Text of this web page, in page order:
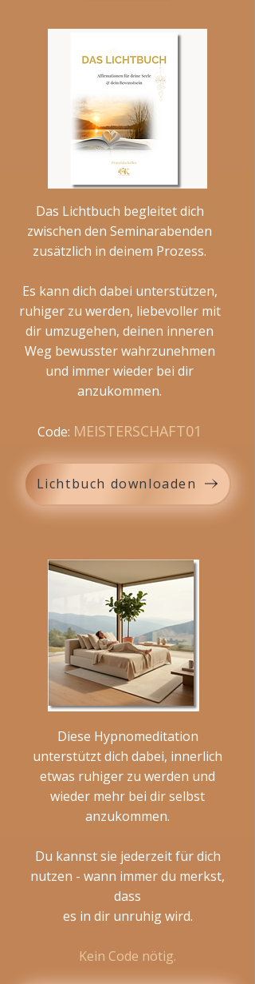
Das Lichtbuch begleitet dich
zwischen den Seminarabenden
zusätzlich in deinem Prozess.
Es kann dich dabei unterstützen,
ruhiger zu werden, liebevoller mit
dir umzugehen, deinen inneren
Weg bewusster wahrzunehmen
und immer wieder bei dir
anzukommen.
Code: MEISTERSCHAFT01
Lichtbuch downloaden
Diese Hypnomeditation
unterstützt dich dabei, innerlich
etwas ruhiger zu werden und
wieder mehr bei dir selbst
anzukommen.
Du kannst sie jederzeit für dich
nutzen - wann immer du merkst,
dass
es in dir unruhig wird.
Kein Code nötig.